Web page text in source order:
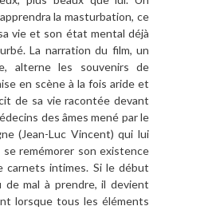
la masturbation, ce
vie et son état mental déjà
La narration du film, un
alterne les souvenirs de
en scène à la fois aride et
de sa vie racontée devant
des âmes mené par le
(Jean-Luc Vincent) qui lui
se remémorer son existence
carnets intimes. Si le début
mal à prendre, il devient
lorsque tous les éléments